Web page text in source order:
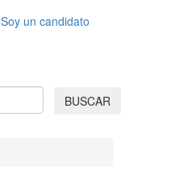
Soy un candidato
BUSCAR